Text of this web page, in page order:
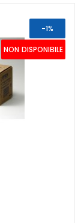
NON DISPONIBILE
-1%